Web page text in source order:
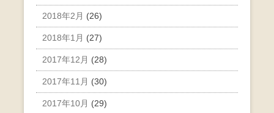
2018年2月 (26)
2018年1月 (27)
2017年12月 (28)
2017年11月 (30)
2017年10月 (29)